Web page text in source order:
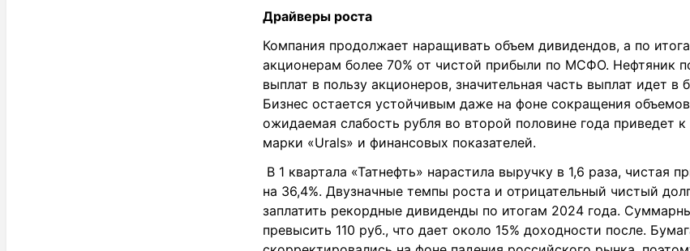
Драйверы роста
Компания продолжает наращивать объем дивидендов, а по
акционерам более 70% от чистой прибыли по МСФО. Нефтяник
выплат в пользу акционеров, значительная часть выплат идет в
Бизнес остается устойчивым даже на фоне сокращения
ожидаемая слабость рубля во второй половине года приведет к
марки «Urals» и финансовых показателей.
В 1 квартала «Татнефть» нарастила выручку в 1,6 раза, чистая
на 36,4%. Двузначные темпы роста и отрицательный чистый
заплатить рекордные дивиденды по итогам 2024 года.
превысить 110 руб., что дает около 15% доходности после.